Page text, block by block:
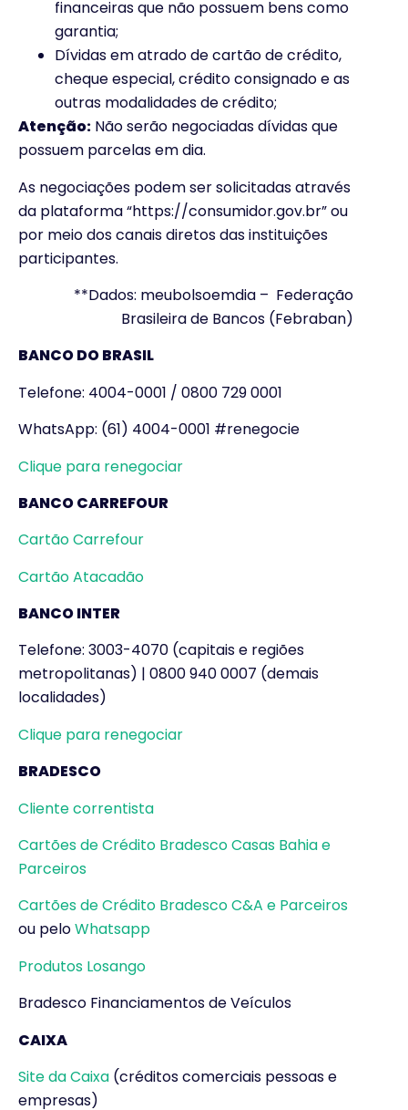
financeiras que não possuem bens como
garantia;
Dívidas em atrado de cartão de crédito,
cheque especial, crédito consignado e as
outras modalidades de crédito;
Atenção: Não serão negociadas dívidas que
possuem parcelas em dia.
As negociações podem ser solicitadas através
da plataforma “https://consumidor.gov.br” ou
por meio dos canais diretos das instituições
participantes.
**Dados: meubolsoemdia – Federação
Brasileira de Bancos (Febraban)
BANCO DO BRASIL
Telefone: 4004-0001 / 0800 729 0001
WhatsApp: (61) 4004-0001 #renegocie
Clique para renegociar
BANCO CARREFOUR
Cartão Carrefour
Cartão Atacadão
BANCO INTER
Telefone: 3003-4070 (capitais e regiões
metropolitanas) | 0800 940 0007 (demais
localidades)
Clique para renegociar
BRADESCO
Cliente correntista
Cartões de Crédito Bradesco Casas Bahia e
Parceiros
Cartões de Crédito Bradesco C&A e Parceiros
ou peloWhatsapp
Produtos Losango
Bradesco Financiamentos de Veículos
CAIXA
Site da Caixa (créditos comerciais pessoas e
empresas)